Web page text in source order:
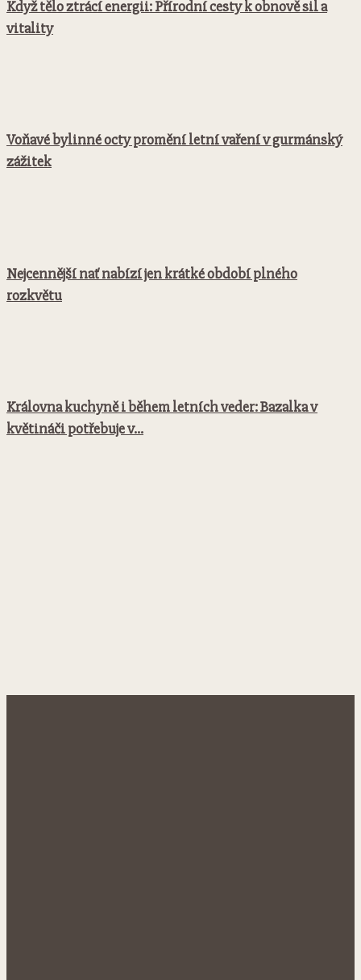
Když tělo ztrácí energii: Přírodní cesty k obnově sil a
vitality
Voňavé bylinné octy promění letní vaření v gurmánský
zážitek
Nejcennější nať nabízí jen krátké období plného
rozkvětu
Královna kuchyně i během letních veder: Bazalka v
květináči potřebuje v...